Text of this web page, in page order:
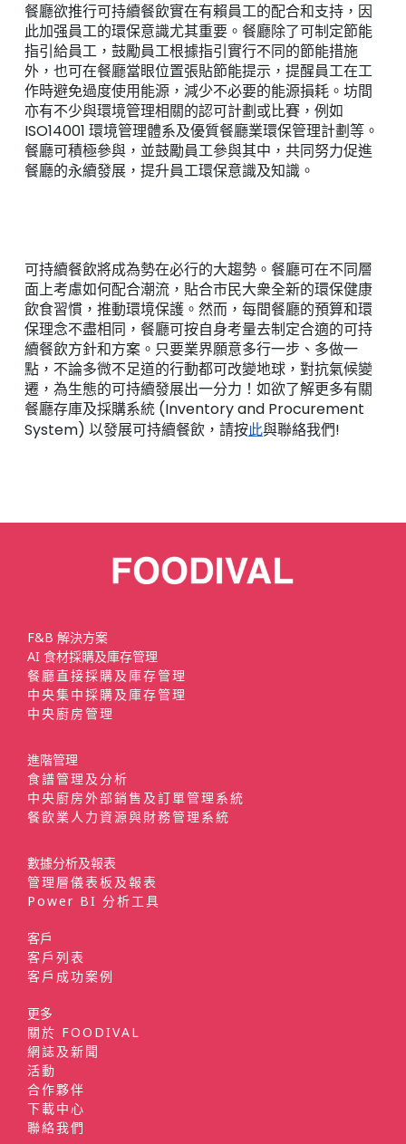
餐廳欲推行可持續餐飲實在有賴員工的配合和支持，因
此加强員工的環保意識尤其重要。餐廳除了可制定節能
指引給員工，鼓勵員工根據指引實行不同的節能措施
外，也可在餐廳當眼位置張貼節能提示，提醒員工在工
作時避免過度使用能源，減少不必要的能源損耗。坊間
亦有不少與環境管理相關的認可計劃或比賽，例如
ISO14001 環境管理體系及優質餐廳業環保管理計劃等。
餐廳可積極參與，並鼓勵員工參與其中，共同努力促進
餐廳的永續發展，提升員工環保意識及知識。
可持續餐飲將成為勢在必行的大趨勢。餐廳可在不同層
面上考慮如何配合潮流，貼合市民大衆全新的環保健康
飲食習慣，推動環境保護。然而，每間餐廳的預算和環
保理念不盡相同，餐廳可按自身考量去制定合適的可持
續餐飲方針和方案。只要業界願意多行一步、多做一
點，不論多微不足道的行動都可改變地球，對抗氣候變
遷，為生態的可持續發展出一分力！如欲了解更多有關
餐廳存庫及採購系統 (Inventory and Procurement
System) 以發展可持續餐飲，請按此與聯絡我們!
F&B 解決方案
AI 食材採購及庫存管理
餐廳直接採購及庫存管理
中央集中採購及庫存管理
中央廚房管理
進階管理
食譜管理及分析
中央廚房外部銷售及訂單管理系統
餐飲業人力資源與財務管理系統
數據分析及報表
管理層儀表板及報表
Power BI 分析工具
客戶
客戶列表
客戶成功案例
更多
關於 FOODIVAL
網誌及新聞
活動
合作夥伴
下載中心
聯絡我們